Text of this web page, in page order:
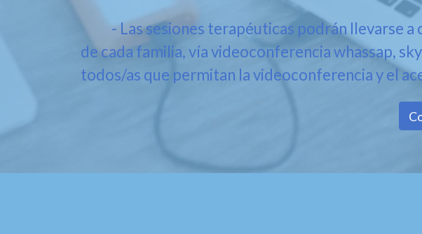
- Las sesiones terapéuticas podrán llevarse a
de cada familia, vía videoconferencia whassap,
todos/as que permitan la videoconferencia y el